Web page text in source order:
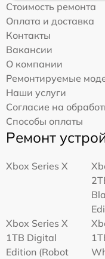
Стоимость ремонта
Оплата и доставка
Контакты
Вакансии
О компании
Ремонтируемые
Наши услуги
Согласие на
Способы оплаты
Ремонт
Xbox Series X
Xbox Series X
1TB Digital
Edition (Robot